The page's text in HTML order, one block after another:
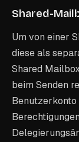
Shared-
Um von einer
diese als
Shared
beim Senden